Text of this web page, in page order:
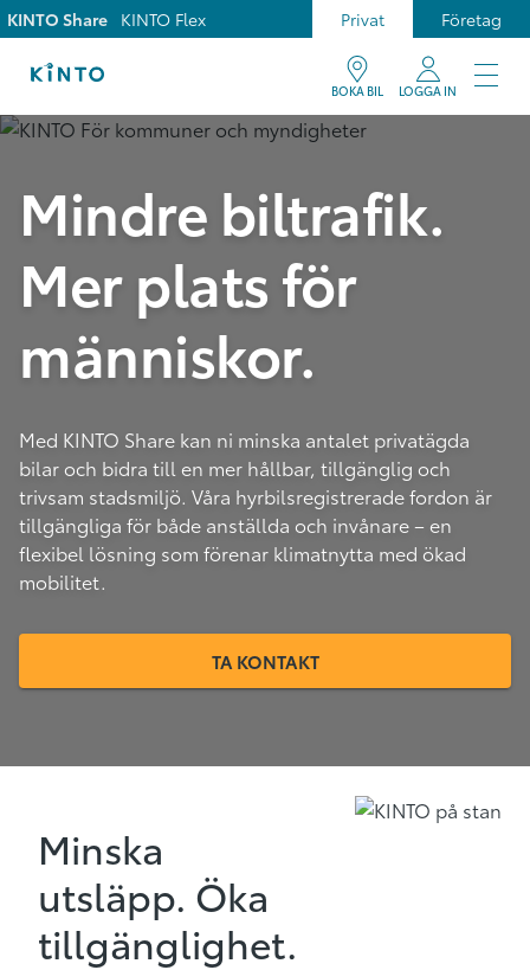
Privat Företag
KINTO Share KINTO Flex
BOKA BIL LOGGA IN
Mindre biltrafik.
Mer plats för
människor.
Med KINTO Share kan ni minska antalet privatägda
bilar och bidra till en mer hållbar, tillgänglig och
trivsam stadsmiljö. Våra hyrbilsregistrerade fordon är
tillgängliga för både anställda och invånare – en
flexibel lösning som förenar klimatnytta med ökad
mobilitet.
TA KONTAKT
Minska
utsläpp. Öka
tillgänglighet.